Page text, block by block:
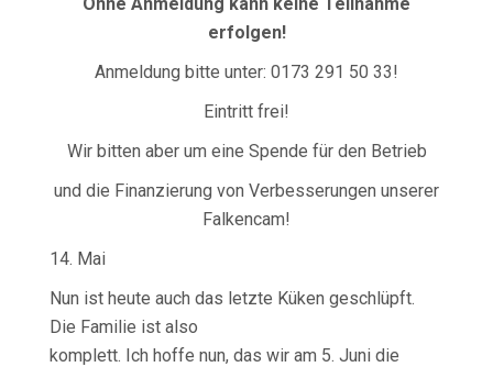
erfolgen!
Anmeldung bitte unter: 0173 291 50 33!
Eintritt frei!
Wir bitten aber um eine Spende für den Betrieb
und die Finanzierung von Verbesserungen unserer
Falkencam!
14. Mai
Nun ist heute auch das letzte Küken geschlüpft.
Die Familie ist also
komplett. Ich hoffe nun, das wir am 5. Juni die